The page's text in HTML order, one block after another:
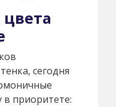
сегодня
в приоритете: